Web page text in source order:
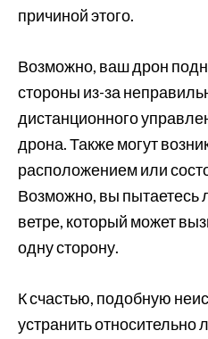
причиной этого.
Возможно, ваш дрон
стороны из-за
дистанционного
дрона. Также могут
расположением или
Возможно, вы пытаетесь
ветре, который может
одну сторону.
К счастью, подобную
устранить относительно